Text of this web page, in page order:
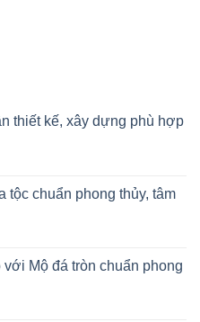
thiết kế, xây dựng phù hợp
tộc chuẩn phong thủy, tâm
Mộ đá tròn chuẩn phong